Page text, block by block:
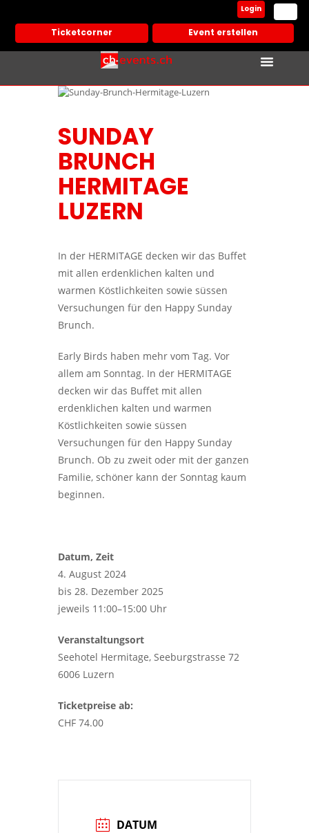
Ticketcorner Event erstellen
Login
SUNDAY
BRUNCH
HERMITAGE
LUZERN
In der HERMITAGE decken wir das Buffet
mit allen erdenklichen kalten und
warmen Köstlichkeiten sowie süssen
Versuchungen für den Happy Sunday
Brunch.
Early Birds haben mehr vom Tag. Vor
allem am Sonntag. In der HERMITAGE
decken wir das Buffet mit allen
erdenklichen kalten und warmen
Köstlichkeiten sowie süssen
Versuchungen für den Happy Sunday
Brunch. Ob zu zweit oder mit der ganzen
Familie, schöner kann der Sonntag kaum
beginnen.
Datum, Zeit
4. August 2024
bis 28. Dezember 2025
jeweils 11:00–15:00 Uhr
Veranstaltungsort
Seehotel Hermitage, Seeburgstrasse 72
6006 Luzern
Ticketpreise ab:
CHF 74.00
DATUM